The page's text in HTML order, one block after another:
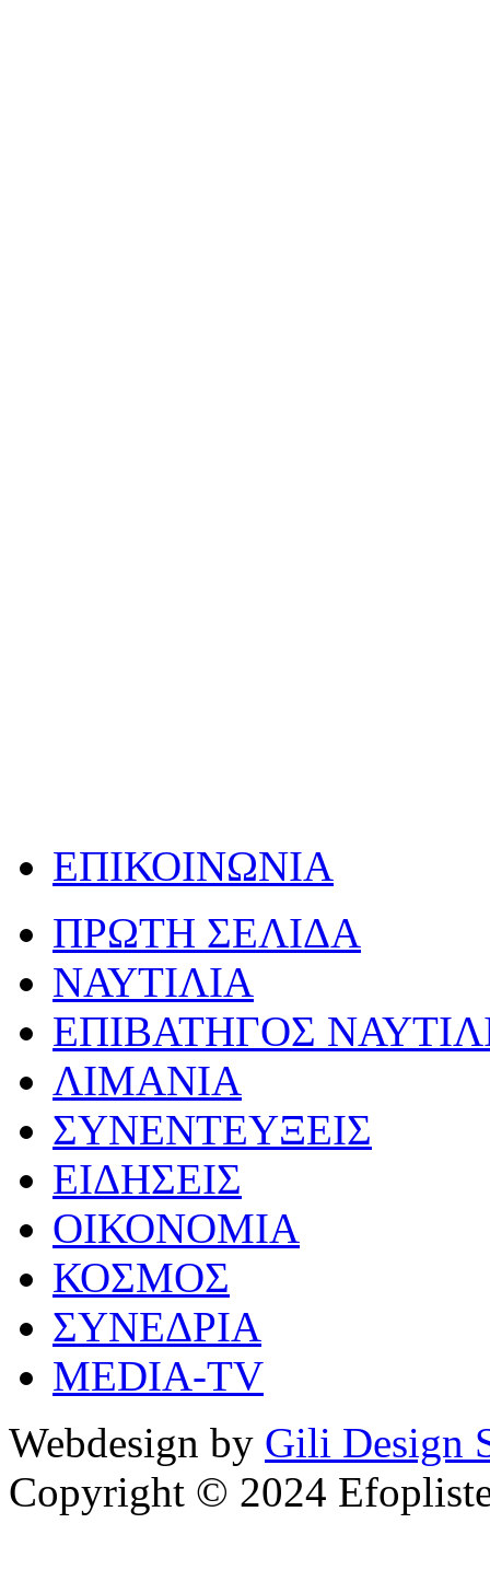
ΕΠΙΚΟΙΝΩΝΙΑ
ΠΡΩΤΗ ΣΕΛΙΔΑ
ΝΑΥΤΙΛΙΑ
ΕΠΙΒΑΤΗΓΟΣ
ΛΙΜΑΝΙΑ
ΣΥΝΕΝΤΕΥΞΕΙΣ
ΕΙΔΗΣΕΙΣ
ΟΙΚΟΝΟΜΙΑ
ΚΟΣΜΟΣ
ΣΥΝΕΔΡΙΑ
MEDIA-TV
Webdesign by Gili Design
Copyright © 2024